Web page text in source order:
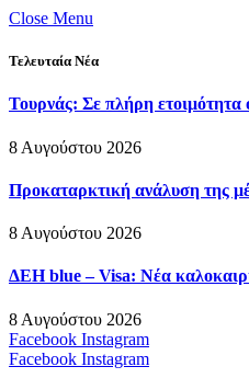
Close Menu
Τελευταία Νέα
Τουρνάς: Σε πλήρη ετοιμότητα
8 Αυγούστου 2026
Προκαταρκτική ανάλυση της
8 Αυγούστου 2026
ΔΕΗ blue – Visa: Νέα
8 Αυγούστου 2026
Facebook Instagram
Facebook Instagram